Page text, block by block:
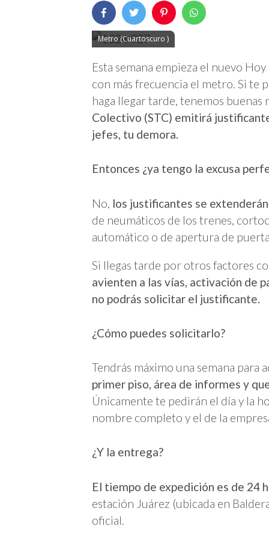
Metro (Cuartoscuro )
Esta semana empieza el nuevo
con más frecuencia el metro. Si te
haga llegar tarde, tenemos buenas
Colectivo (STC) emitirá
jefes, tu demora.
Entonces ¿ya tengo la excusa
No, los justificantes se
de neumáticos de los trenes,
automático o de apertura de
Si llegas tarde por otros factores
avienten a las vías, activación de
no podrás solicitar el justificante.
¿Cómo puedes solicitarlo?
Tendrás máximo una semana para
primer piso, área de informes y
Únicamente te pedirán el día y la
nombre completo y el de la
¿Y la entrega?
El tiempo de expedición es de 24
estación Juárez (ubicada en
oficial.